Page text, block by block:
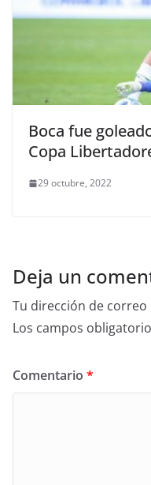
Boca fue
Copa
29 octubre, 2022
Deja un
Tu dirección de
Los campos
Comentario *